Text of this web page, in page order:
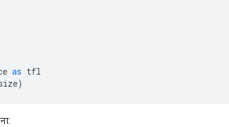
as tfl
)